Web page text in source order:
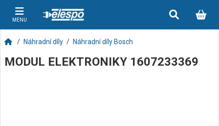
MENU
Náhradní díly Náhradní díly Bosch
MODUL ELEKTRONIKY 1607233369